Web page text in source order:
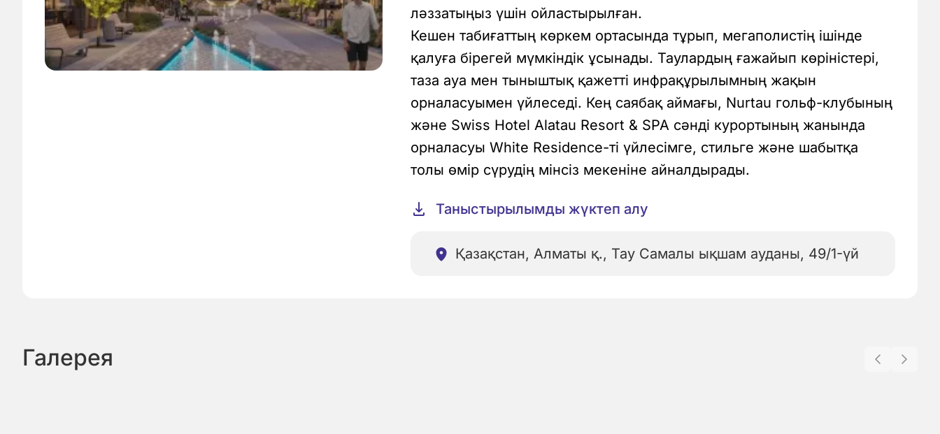
ләззатыңыз үшін ойластырылған.
Кешен табиғаттың көркем ортасында тұрып, мегаполистің ішінде
қалуға бірегей мүмкіндік ұсынады. Таулардың ғажайып көріністері,
таза ауа мен тыныштық қажетті инфрақұрылымның жақын
орналасуымен үйлеседі. Кең саябақ аймағы, Nurtau гольф-клубының
және Swiss Hotel Alatau Resort & SPA сәнді курортының жанында
орналасуы White Residence-ті үйлесімге, стильге және шабытқа
толы өмір сүрудің мінсіз мекеніне айналдырады.
Таныстырылымды жүктеп алу
Қазақстан, Алматы қ., Тау Самалы ықшам ауданы, 49/1-үй
Галерея